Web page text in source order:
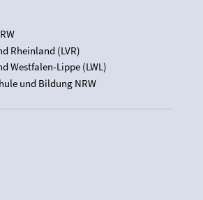
Rheinland (LVR)
Westfalen-Lippe (LWL)
und Bildung NRW